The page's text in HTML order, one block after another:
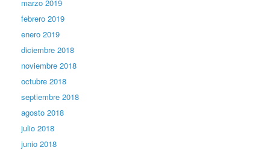
marzo 2019
febrero 2019
enero 2019
diciembre 2018
noviembre 2018
octubre 2018
septiembre 2018
agosto 2018
julio 2018
junio 2018